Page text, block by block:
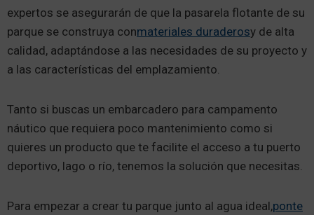
expertos se asegurarán de que la pasarela flotante de su
parque se construya conmateriales duraderosy de alta
calidad, adaptándose a las necesidades de su proyecto y
a las características del emplazamiento.
Tanto si buscas un embarcadero para campamento
náutico que requiera poco mantenimiento como si
quieres un producto que te facilite el acceso a tu puerto
deportivo, lago o río, tenemos la solución que necesitas.
Para empezar a crear tu parque junto al agua ideal,ponte